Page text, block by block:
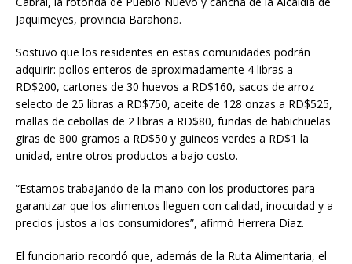
Jaquimeyes, provincia Barahona.
Sostuvo que los residentes en estas comunidades podrán
adquirir: pollos enteros de aproximadamente 4 libras a
RD$200, cartones de 30 huevos a RD$160, sacos de arroz
selecto de 25 libras a RD$750, aceite de 128 onzas a RD$525,
mallas de cebollas de 2 libras a RD$80, fundas de habichuelas
giras de 800 gramos a RD$50 y guineos verdes a RD$1 la
unidad, entre otros productos a bajo costo.
“Estamos trabajando de la mano con los productores para
garantizar que los alimentos lleguen con calidad, inocuidad y a
precios justos a los consumidores”, afirmó Herrera Díaz.
El funcionario recordó que, además de la Ruta Alimentaria, el